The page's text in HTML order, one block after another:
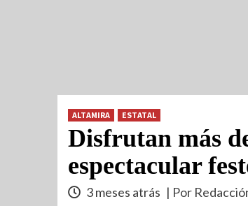
ALTAMIRA ESTATAL
Disfrutan más
espectacular
3 meses atrás | Por